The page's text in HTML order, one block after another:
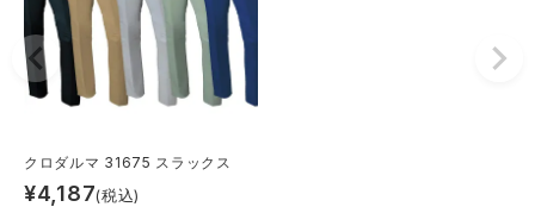
クロダルマ 31675 スラックス
¥4,187(税込)